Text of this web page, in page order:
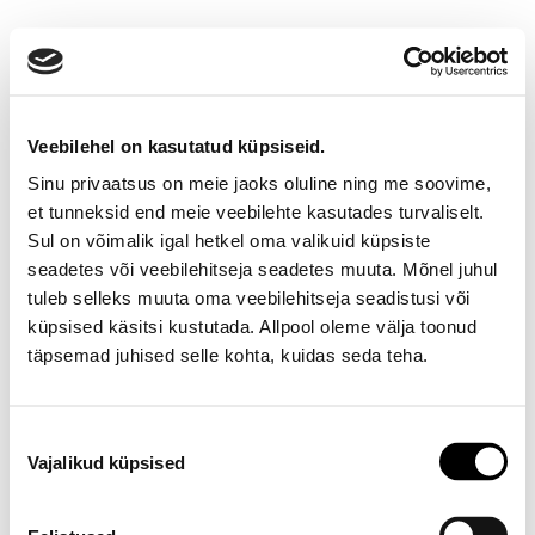
Veebilehel on kasutatud küpsiseid.
Sinu privaatsus on meie jaoks oluline ning me soovime,
et tunneksid end meie veebilehte kasutades turvaliselt.
Sul on võimalik igal hetkel oma valikuid küpsiste
seadetes või veebilehitseja seadetes muuta. Mõnel juhul
tuleb selleks muuta oma veebilehitseja seadistusi või
küpsised käsitsi kustutada. Allpool oleme välja toonud
täpsemad juhised selle kohta, kuidas seda teha.
valik
Vajalikud küpsised
Ootamatu viga!
Proovi varsti uuesti
Telefon E-R 9-17 6673334